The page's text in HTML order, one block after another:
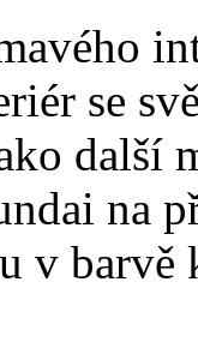
se
další
na
v